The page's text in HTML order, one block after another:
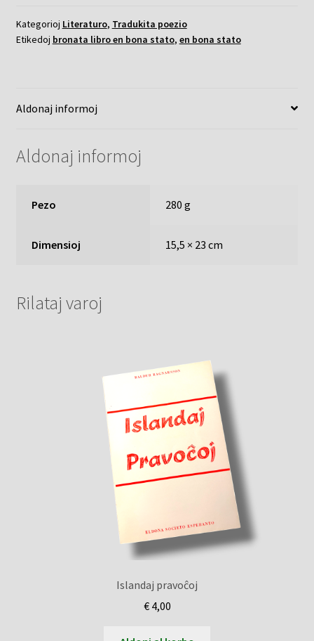
-
antologio
Kategorioj Literaturo, Tradukita poezio
Etikedoj bronata libro en bona stato, en bona stato
Aldonaj informoj
Aldonaj informoj
Pezo 280 g
Dimensioj 15,5 × 23 cm
Rilataj varoj
Islandaj pravoĉoj
€4,00